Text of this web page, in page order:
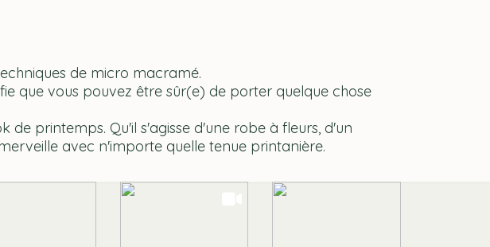
de micro macramé.
que vous pouvez être sûr(e) de porter quelque chose
printemps. Qu'il s'agisse d'une robe à fleurs, d'un
avec n'importe quelle tenue printanière.